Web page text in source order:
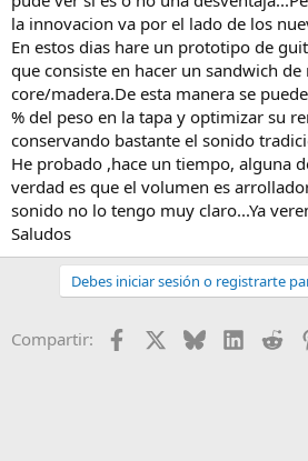
la innovacion va por el lado de los
En estos dias hare un prototipo de
que consiste en hacer un sandwich
core/madera.De esta manera se
% del peso en la tapa y optimizar su
conservando bastante el sonido
He probado ,hace un tiempo, alguna
verdad es que el volumen es
sonido no lo tengo muy claro...Ya
Saludos
Debes iniciar sesión o registrarte
Compartir: Facebook Bluesky